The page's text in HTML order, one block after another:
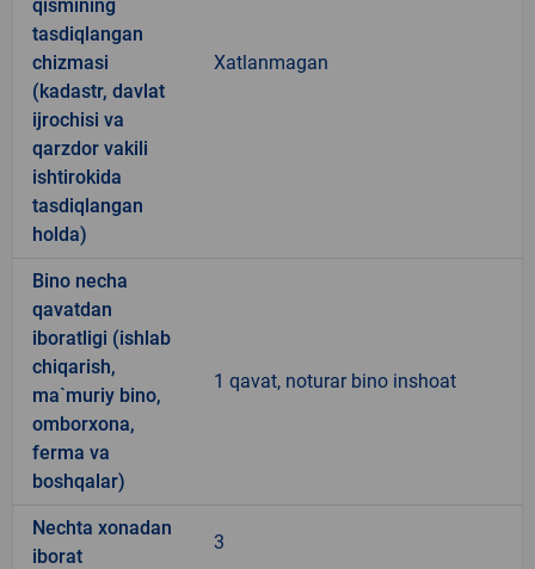
qismining
tasdiqlangan
chizmasi
(kadastr, davlat
ijrochisi va
qarzdor vakili
ishtirokida
tasdiqlangan
holda)
Xatlanmagan
Bino necha
qavatdan
iboratligi (ishlab
chiqarish,
ma`muriy bino,
omborxona,
ferma va
boshqalar)
1 qavat, noturar bino inshoat
Nechta xonadan
iborat
3